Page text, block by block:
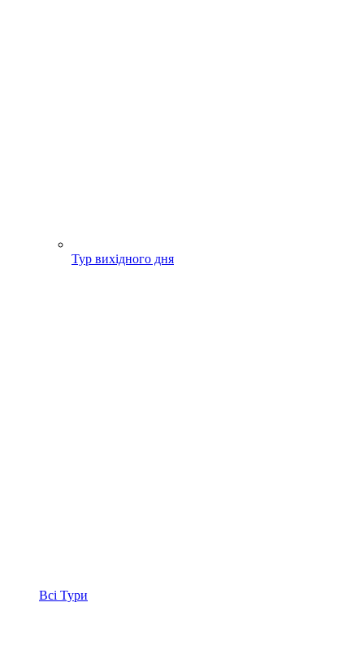
Тур вихідного дня
Всі Тури